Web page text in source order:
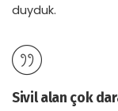
duyduk.
Sivil alan çok